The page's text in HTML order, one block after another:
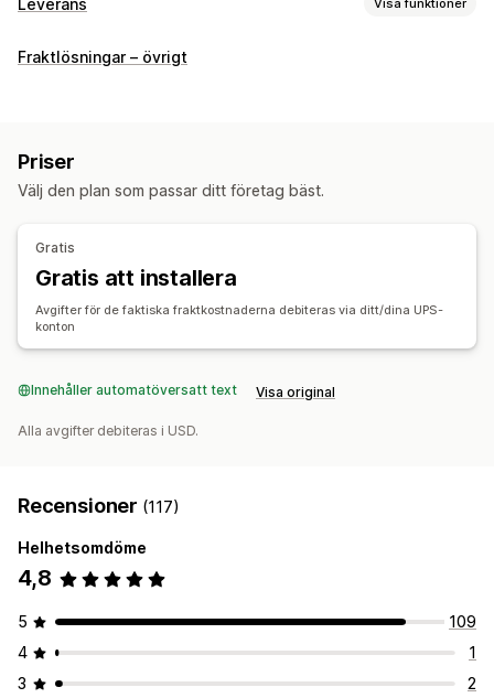
Leverans Visa funktioner
Etiketter och förpackningsmaterial
Leveranshantering
Ordersynkronisering
Spårning i realtid
Orderuppdateringar
Fraktlösningar – övrigt
Priser
Välj den plan som passar ditt företag bäst.
Gratis
Gratis att installera
Avgifter för de faktiska fraktkostnaderna debiteras via ditt/dina UPS-
konton
Innehåller automatöversatt text Visa original
Alla avgifter debiteras i USD.
Recensioner (117)
Helhetsomdöme
4,8
5
109
4
1
3
2